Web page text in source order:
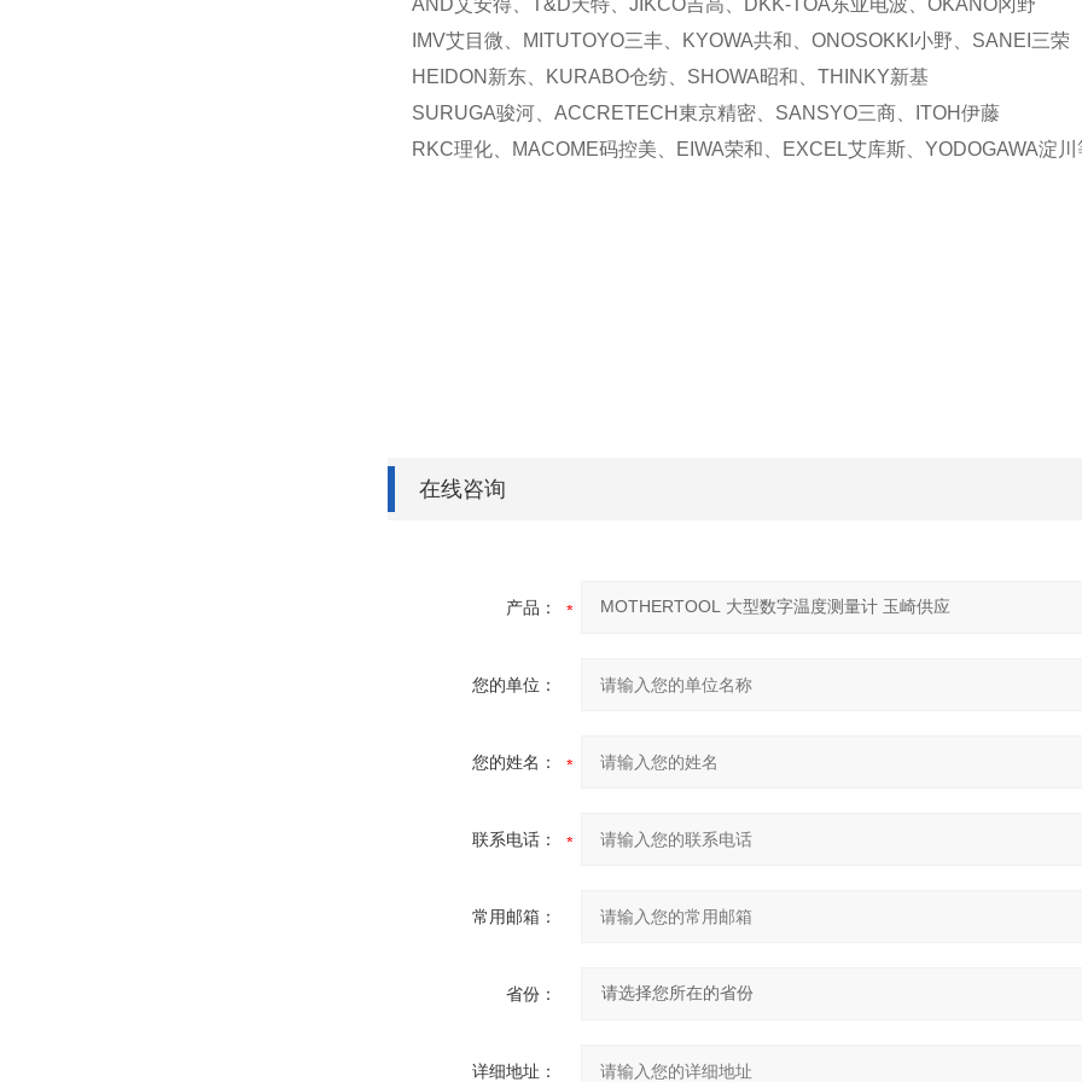
AND艾安得、T&D天特、JIKCO吉高、DKK-TOA东亚电波、OKANO冈野
IMV艾目微、MITUTOYO三丰、KYOWA共和、ONOSOKKI小野、SANEI三荣
HEIDON新东、KURABO仓纺、SHOWA昭和、THINKY新基
SURUGA骏河、ACCRETECH東京精密、SANSYO三商、ITOH伊藤
RKC理化、MACOME码控美、EIWA荣和、EXCEL艾库斯、YODOGAWA淀川
在线咨询
产品：
您的单位：
您的姓名：
联系电话：
常用邮箱：
省份：
详细地址：